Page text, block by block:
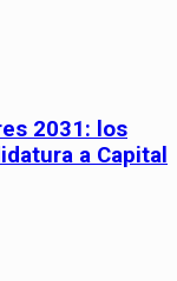
2031: los
a Capital